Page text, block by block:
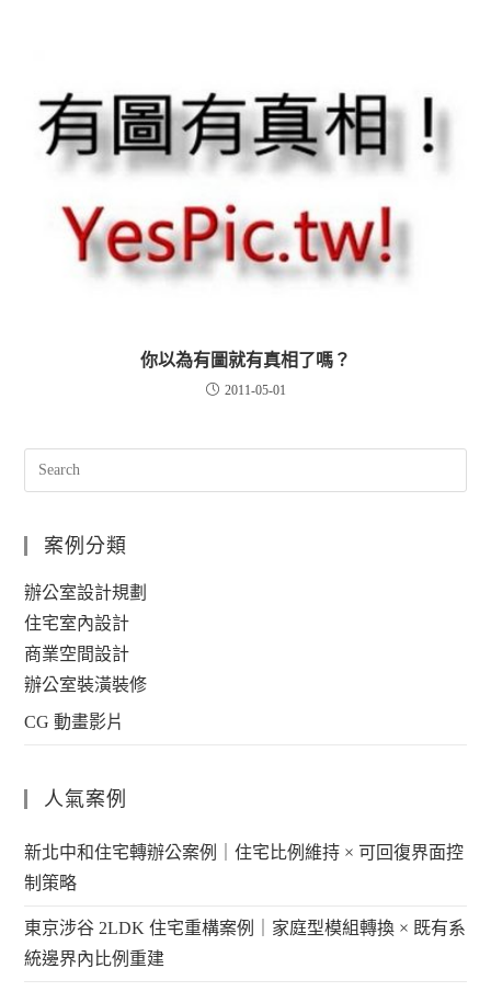
你以為有圖就有真相了嗎？
2011-05-01
案例分類
辦公室設計規劃
住宅室內設計
商業空間設計
辦公室裝潢裝修
CG 動畫影片
人氣案例
新北中和住宅轉辦公案例｜住宅比例維持 × 可回復界面控
制策略
東京涉谷 2LDK 住宅重構案例｜家庭型模組轉換 × 既有系
統邊界內比例重建